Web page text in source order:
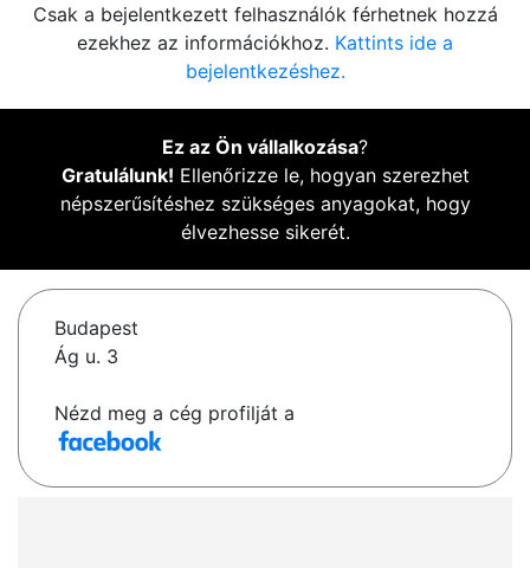
Csak a bejelentkezett felhasználók férhetnek hozzá
ezekhez az információkhoz. Kattints ide a
bejelentkezéshez.
Ez az Ön vállalkozása?
Gratulálunk! Ellenőrizze le, hogyan szerezhet
népszerűsítéshez szükséges anyagokat, hogy
élvezhesse sikerét.
Budapest
Ág u. 3
Nézd meg a cég profilját a